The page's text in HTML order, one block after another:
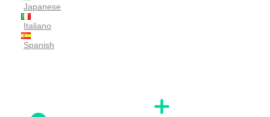
Japanese
Italiano
Spanish